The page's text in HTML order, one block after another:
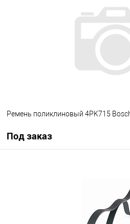
Ремень поликлиновый 4PK715
Под заказ